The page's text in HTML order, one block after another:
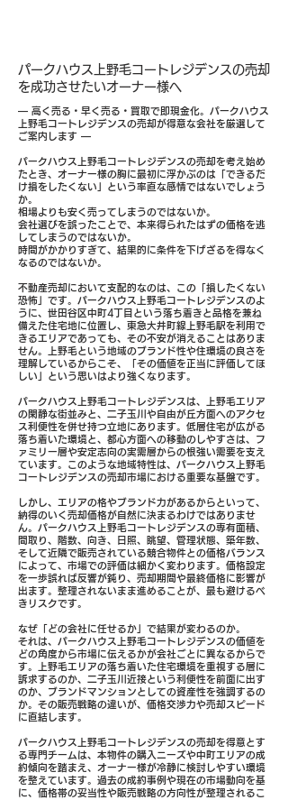
パークハウス上野毛コートレジデンスの売却
を成功させたいオーナー様へ
― 高く売る・早く売る・買取で即現金化。パークハウス
上野毛コートレジデンスの売却が得意な会社を厳選して
ご案内します ―
パークハウス上野毛コートレジデンスの売却を考え始め
たとき、オーナー様の胸に最初に浮かぶのは「できるだ
け損をしたくない」という率直な感情ではないでしょう
か。
相場よりも安く売ってしまうのではないか。
会社選びを誤ったことで、本来得られたはずの価格を逃
してしまうのではないか。
時間がかかりすぎて、結果的に条件を下げざるを得なく
なるのではないか。
不動産売却において支配的なのは、この「損したくない
恐怖」です。パークハウス上野毛コートレジデンスのよ
うに、世田谷区中町4丁目という落ち着きと品格を兼ね
備えた住宅地に位置し、東急大井町線上野毛駅を利用で
きるエリアであっても、その不安が消えることはありま
せん。上野毛という地域のブランド性や住環境の良さを
理解しているからこそ、「その価値を正当に評価してほ
しい」という思いはより強くなります。
パークハウス上野毛コートレジデンスは、上野毛エリア
の閑静な街並みと、二子玉川や自由が丘方面へのアクセ
ス利便性を併せ持つ立地にあります。低層住宅が広がる
落ち着いた環境と、都心方面への移動のしやすさは、フ
ァミリー層や安定志向の実需層からの根強い需要を支え
ています。このような地域特性は、パークハウス上野毛
コートレジデンスの売却市場における重要な基盤です。
しかし、エリアの格やブランド力があるからといって、
納得のいく売却価格が自然に決まるわけではありませ
ん。パークハウス上野毛コートレジデンスの専有面積、
間取り、階数、向き、日照、眺望、管理状態、築年数、
そして近隣で販売されている競合物件との価格バランス
によって、市場での評価は細かく変わります。価格設定
を一歩誤れば反響が鈍り、売却期間や最終価格に影響が
出ます。整理されないまま進めることが、最も避けるべ
きリスクです。
なぜ「どの会社に任せるか」で結果が変わるのか。
それは、パークハウス上野毛コートレジデンスの価値を
どの角度から市場に伝えるかが会社ごとに異なるからで
す。上野毛エリアの落ち着いた住宅環境を重視する層に
訴求するのか、二子玉川近接という利便性を前面に出す
のか、ブランドマンションとしての資産性を強調するの
か。その販売戦略の違いが、価格交渉力や売却スピード
に直結します。
パークハウス上野毛コートレジデンスの売却を得意とす
る専門チームは、本物件の購入ニーズや中町エリアの成
約傾向を踏まえ、オーナー様が冷静に検討しやすい環境
を整えています。過去の成約事例や現在の市場動向を基
に、価格帯の妥当性や販売戦略の方向性が整理されるこ